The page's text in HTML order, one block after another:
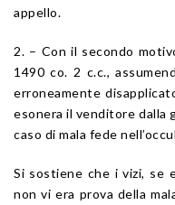
appello.
2. – Con il secondo
1490 co. 2 c.c.,
erroneamente
esonera il venditore dalla
caso di mala fede
Si sostiene che i vizi, se
non vi era prova della